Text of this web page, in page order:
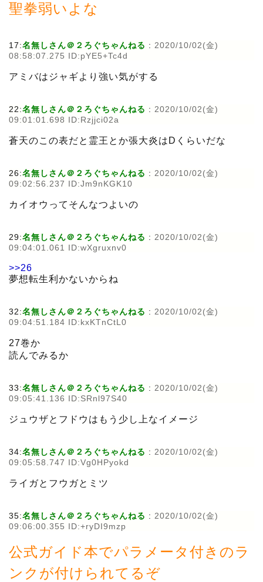
聖拳弱いよな
17:名無しさん＠２ろぐちゃんねる : 2020/10/02(金)
08:58:07.275 ID:pYE5+Tc4d
アミバはジャギより強い気がする
22:名無しさん＠２ろぐちゃんねる : 2020/10/02(金)
09:01:01.698 ID:Rzjjci02a
蒼天のこの表だと霊王とか張大炎はDくらいだな
26:名無しさん＠２ろぐちゃんねる : 2020/10/02(金)
09:02:56.237 ID:Jm9nKGK10
カイオウってそんなつよいの
29:名無しさん＠２ろぐちゃんねる : 2020/10/02(金)
09:04:01.061 ID:wXgruxnv0
>>26
夢想転生利かないからね
32:名無しさん＠２ろぐちゃんねる : 2020/10/02(金)
09:04:51.184 ID:kxKTnCtL0
27巻か
読んでみるか
33:名無しさん＠２ろぐちゃんねる : 2020/10/02(金)
09:05:41.136 ID:SRnl97S40
ジュウザとフドウはもう少し上なイメージ
34:名無しさん＠２ろぐちゃんねる : 2020/10/02(金)
09:05:58.747 ID:Vg0HPyokd
ライガとフウガとミツ
35:名無しさん＠２ろぐちゃんねる : 2020/10/02(金)
09:06:00.355 ID:+ryDI9mzp
公式ガイド本でパラメータ付きのラ
ンクが付けられてるぞ